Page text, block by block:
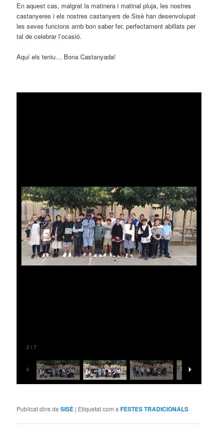
En aquest cas, malgrat la matinera i matinal pluja, les nostres
castanyeres i els nostres castanyers de Sisè han desenvolupat
les seves funcions amb bon saber fer, perfectament abillats per
tal de celebrar l’ocasió.
Aquí els teniu… Bona Castanyada!
2 /7
Publicat dins de SISÈ | Etiquetat com a FESTES TRADICIONALS